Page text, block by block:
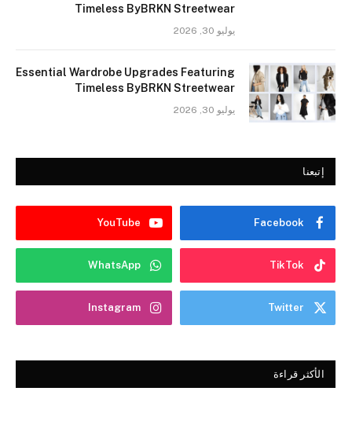
Timeless ByBRKN Streetwear
يوليو 30, 2026
Essential Wardrobe Upgrades Featuring
Timeless ByBRKN Streetwear
يوليو 30, 2026
إتبعنا
Facebook
YouTube
TikTok
WhatsApp
Twitter
Instagram
الأكثر قراءة